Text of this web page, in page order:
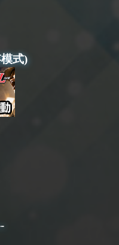
式)